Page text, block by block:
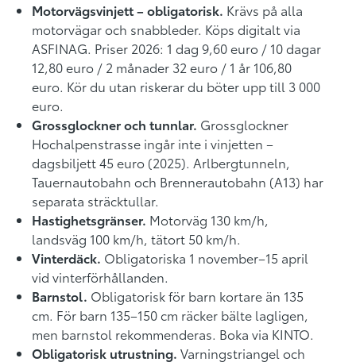
Motorvägsvinjett – obligatorisk. Krävs på alla
motorvägar och snabbleder. Köps digitalt via
ASFINAG. Priser 2026: 1 dag 9,60 euro / 10 dagar
12,80 euro / 2 månader 32 euro / 1 år 106,80
euro. Kör du utan riskerar du böter upp till 3 000
euro.
Grossglockner och tunnlar. Grossglockner
Hochalpenstrasse ingår inte i vinjetten –
dagsbiljett 45 euro (2025). Arlbergtunneln,
Tauernautobahn och Brennerautobahn (A13) har
separata sträcktullar.
Hastighetsgränser. Motorväg 130 km/h,
landsväg 100 km/h, tätort 50 km/h.
Vinterdäck. Obligatoriska 1 november–15 april
vid vinterförhållanden.
Barnstol. Obligatorisk för barn kortare än 135
cm. För barn 135–150 cm räcker bälte lagligen,
men barnstol rekommenderas. Boka via KINTO.
Obligatorisk utrustning. Varningstriangel och